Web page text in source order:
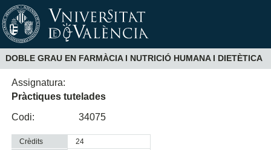
DOBLE GRAU EN FARMÀCIA I NUTRICIÓ HUMANA I DIETÈTICA
Assignatura:
Pràctiques tutelades
Codi:
34075
Crèdits
24